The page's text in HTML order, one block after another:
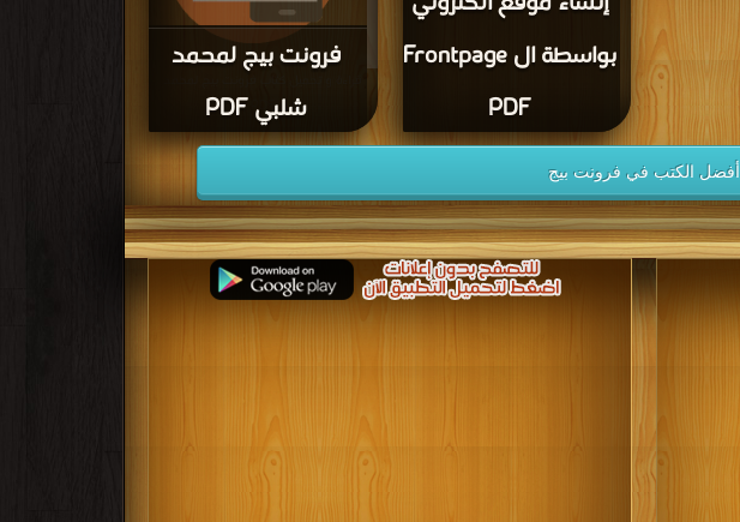
فرونت بيج لمحمد
شلبي PDF
شلبي PDF مجانا
بواسطة ال Frontpage
PDF
أفضل الكتب في فرونت بيج